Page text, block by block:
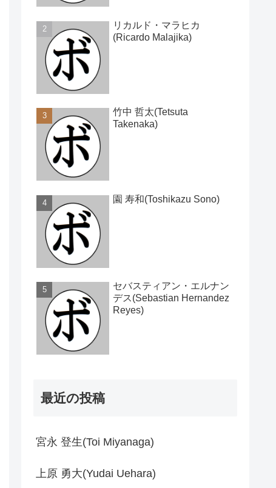
リカルド・マラヒカ
(Ricardo Malajika)
竹中 哲太(Tetsuta
Takenaka)
園 寿和(Toshikazu Sono)
セバスティアン・エルナン
デス(Sebastian Hernandez
Reyes)
最近の投稿
宮永 登生(Toi Miyanaga)
上原 勇大(Yudai Uehara)